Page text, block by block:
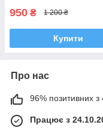
950 ₴ 1 200 ₴
Купити
Про нас
96% позитивних з
Працює з